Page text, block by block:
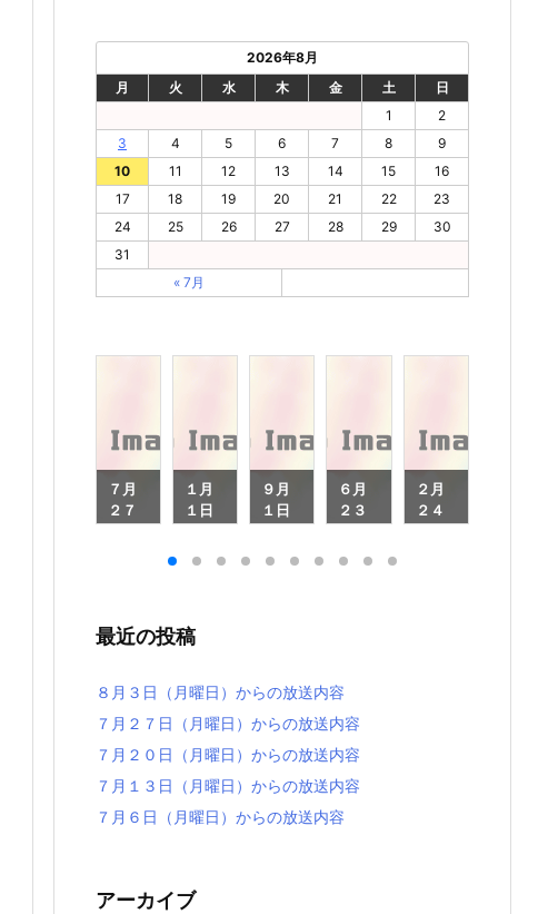
2026年8月
月
火 水 木 金 土
日
1
2
3
4 5 6 7 8
9
10
11 12 13 14 15
16
17
18 19 20 21 22
23
24
25 26 27 28 29
30
31
« 7月
７月
２７
の放
１月
１日
送内
９月
１日
６月
２３
２月
２４
最近の投稿
８月３日（月曜日）からの放送内容
７月２７日（月曜日）からの放送内容
７月２０日（月曜日）からの放送内容
７月１３日（月曜日）からの放送内容
７月６日（月曜日）からの放送内容
アーカイブ